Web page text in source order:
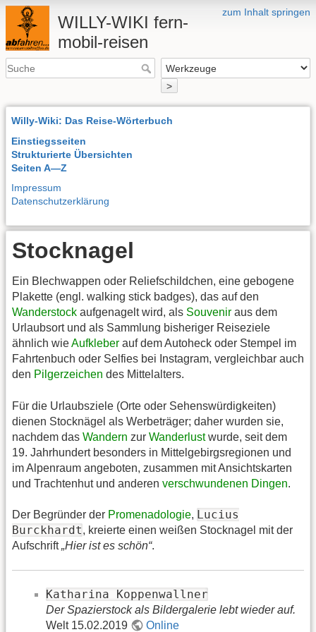
zum Inhalt springen
WILLY-WIKI fern-
mobil-reisen
>
Willy-Wiki: Das Reise-Wörterbuch
Einstiegsseiten
Strukturierte Übersichten
Seiten A—Z
Impressum
Datenschutzerklärung
Stocknagel
Ein Blechwappen oder Reliefschildchen, eine gebogene
Plakette (engl. walking stick badges), das auf den
Wanderstock aufgenagelt wird, als Souvenir aus dem
Urlaubsort und als Sammlung bisheriger Reiseziele
ähnlich wieAufkleber auf dem Autoheck oder Stempel im
Fahrtenbuch oder Selfies bei Instagram, vergleichbar auch
den Pilgerzeichen des Mittelalters.
Für die Urlaubsziele (Orte oder Sehenswürdigkeiten)
dienen Stocknägel als Werbeträger; daher wurden sie,
nachdem das Wandern zur Wanderlustwurde, seit dem
19. Jahrhundert besonders in Mittelgebirgsregionen und
im Alpenraum angeboten, zusammen mit Ansichtskarten
und Trachtenhut und anderen verschwundenen Dingen.
Der Begründer der Promenadologie, Lucius
Burckhardt, kreierte einen weißen Stocknagel mit der
Aufschrift„Hier ist es schön“.
Katharina Koppenwallner
Der Spazierstock als Bildergalerie lebt wieder auf.
Welt 15.02.2019
Online